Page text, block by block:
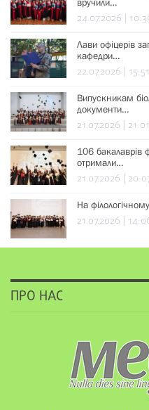
24.07.2026 |
Лави офіцерів
кафедри…
22.07.2026 | 15:51
Випускникам
документи…
21.07.2026 | 21:01
106 бакалаврів
отримали…
21.07.2026 |
На
21.07.2026 |
ПРО НАС